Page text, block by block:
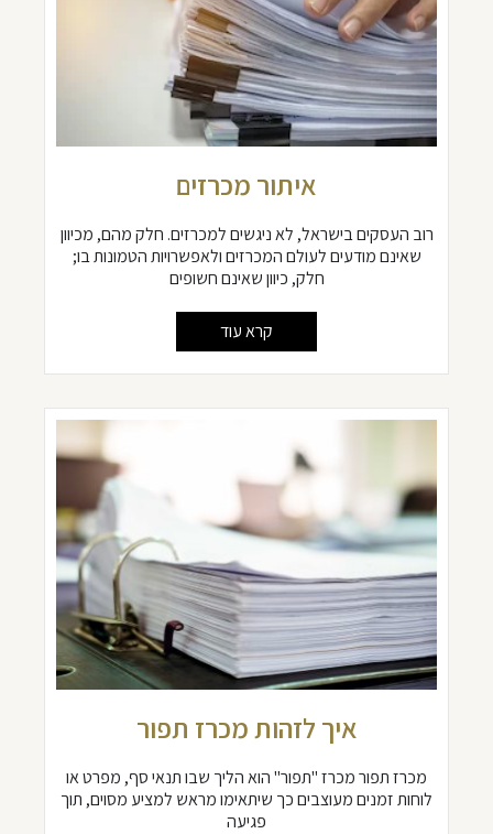
איתור מכרזים
רוב העסקים בישראל, לא ניגשים למכרזים. חלק מהם, מכיוון
שאינם מודעים לעולם המכרזים ולאפשרויות הטמונות בו;
חלק, כיוון שאינם חשופים
קרא עוד
איך לזהות מכרז תפור
מכרז תפור מכרז "תפור" הוא הליך שבו תנאי סף, מפרט או
לוחות זמנים מעוצבים כך שיתאימו מראש למציע מסוים, תוך
פגיעה